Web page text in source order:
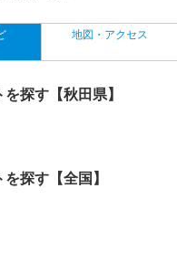
地図・アクセス
探す【秋田県】
探す【全国】